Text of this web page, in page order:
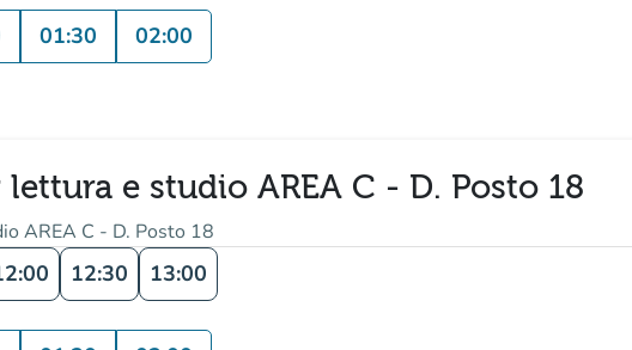
01:30 02:00
e studio AREA C - D. Posto 18
AREA C - D. Posto 18
12:30 13:00